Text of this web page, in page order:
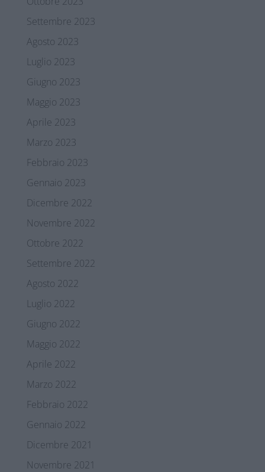
Settembre 2023
Agosto 2023
Luglio 2023
Giugno 2023
Maggio 2023
Aprile 2023
Marzo 2023
Febbraio 2023
Gennaio 2023
Dicembre 2022
Novembre 2022
Ottobre 2022
Settembre 2022
Agosto 2022
Luglio 2022
Giugno 2022
Maggio 2022
Aprile 2022
Marzo 2022
Febbraio 2022
Gennaio 2022
Dicembre 2021
Novembre 2021